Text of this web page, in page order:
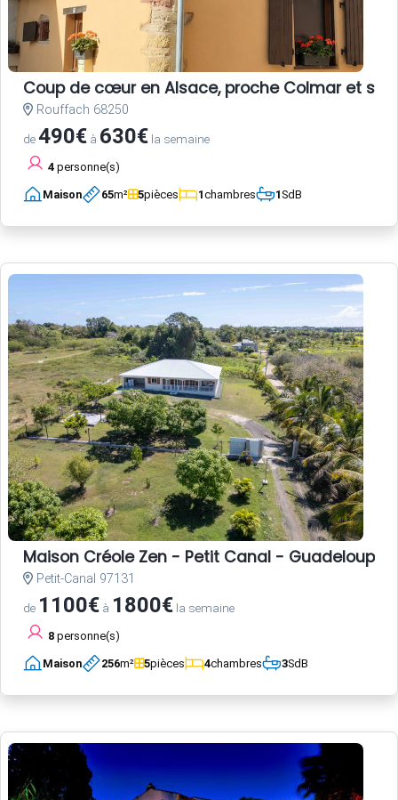
Coup de cœur en Alsace, proche Colmar et
Rouffach 68250
de490€ à 630€ la semaine
4 personne(s)
Maison 65m² 5pièces 1chambres 1SdB
Maison Créole Zen - Petit Canal - Guadeloupe
Petit-Canal 97131
de 1100€ à 1800€ la semaine
8 personne(s)
Maison 256m² 5pièces 4chambres 3SdB